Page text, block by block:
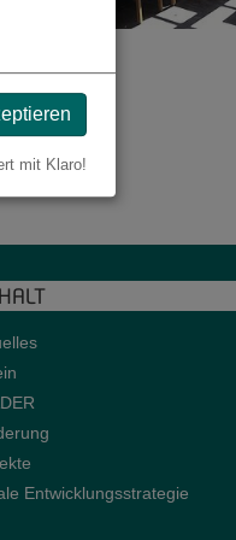
Entwicklungsstrategie
mit Klaro!